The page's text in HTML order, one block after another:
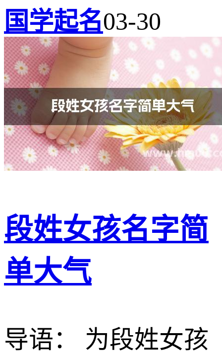
国学起名03-30
段姓女孩名字简
单大气
导语： 为段姓女孩